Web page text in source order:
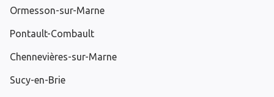
Ormesson-sur-Marne
Pontault-Combault
Chennevières-sur-Marne
Sucy-en-Brie